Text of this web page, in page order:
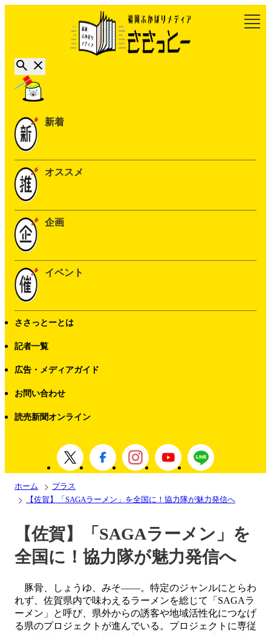
新着
オススメ
企画
イベント
ささっとーとは
記者一覧
広告・メディアガイド
お問い合わせ
読売新聞オンライン
ホーム
プラス
【佐賀】「SAGAラーメン」を全国に！協力隊が魅力発信へ
【佐賀】「SAGAラーメン」を
全国に！協力隊が魅力発信へ
豚骨、しょうゆ、みそ――。特定のジャンルにとらわ
れず、佐賀県内で味わえるラーメンを総じて「SAGAラ
ーメン」と呼び、県外からの誘客や地域活性化につなげ
る県のプロジェクトが進んでいる。プロジェクトに専従